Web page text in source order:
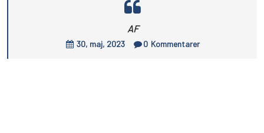
AF
30, maj, 2023 0 Kommentarer